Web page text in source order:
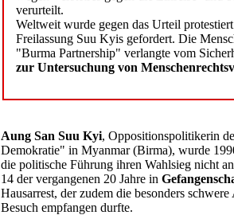
verurteilt.
Weltweit wurde gegen das Urteil
Freilassung Suu Kyis gefordert. Die
"Burma Partnership" verlangte vom
zur Untersuchung von
Aung San Suu Kyi, Oppositionspolitikerin
Demokratie" in Myanmar (Birma), wurde
die politische Führung ihren Wahlsieg nicht
14 der vergangenen 20 Jahre in
Hausarrest, der zudem die besonders
Besuch empfangen durfte.